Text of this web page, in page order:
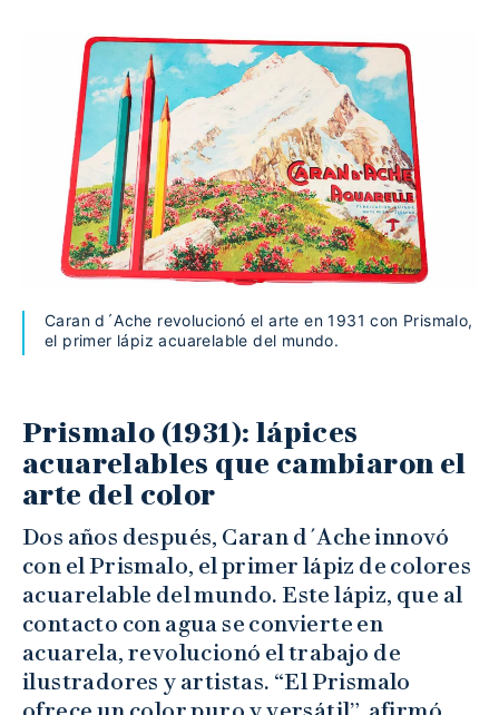
Caran d´Ache revolucionó el arte en 1931 con Prismalo,
el primer lápiz acuarelable del mundo.
Prismalo (1931): lápices
acuarelables que cambiaron el
arte del color
Dos años después, Caran d´Ache innovó
con el Prismalo, el primer lápiz de colores
acuarelable del mundo. Este lápiz, que al
contacto con agua se convierte en
acuarela, revolucionó el trabajo de
ilustradores y artistas. “El Prismalo